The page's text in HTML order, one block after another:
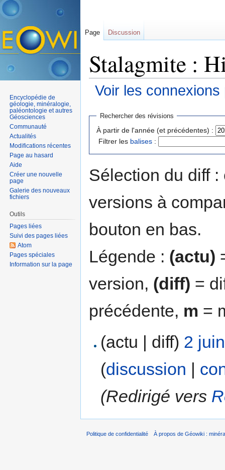
Stalagmite :
Voir les
Rechercher des révisions
À partir de l'année (et précédentes) :
Filtrer les balises :
Sélection du diff
versions à
bouton en bas.
Légende : (actu)
version, (diff) =
précédente, m =
(actu | diff) 2
(discussion |
(Redirigé vers
Page Discussion
Encyclopédie de
géologie, minéralogie,
paléontologie et autres
Géosciences
Communauté
Actualités
Modifications récentes
Page au hasard
Aide
Créer une nouvelle
page
Galerie des nouveaux
fichiers
Outils
Pages liées
Suivi des pages liées
Atom
Pages spéciales
Information sur la page
Politique de confidentialité À propos de Géowiki :